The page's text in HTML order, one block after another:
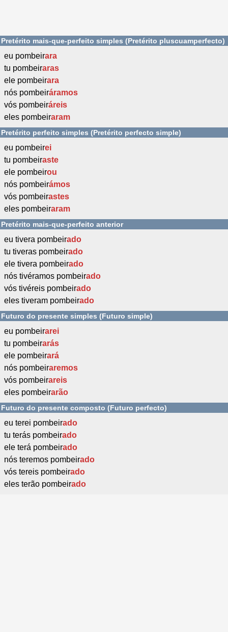
Pretérito mais-que-perfeito simples (Pretérito pluscuamperfecto)
eu pombeirara
tu pombeiraras
ele pombeirara
nós pombeiráramos
vós pombeiráreis
eles pombeiraram
Pretérito perfeito simples (Pretérito perfecto simple)
eu pombeirei
tu pombeiraste
ele pombeirou
nós pombeirámos
vós pombeirastes
eles pombeiraram
Pretérito mais-que-perfeito anterior
eu tivera pombeirado
tu tiveras pombeirado
ele tivera pombeirado
nós tivéramos pombeirado
vós tivéreis pombeirado
eles tiveram pombeirado
Futuro do presente simples (Futuro simple)
eu pombeirarei
tu pombeirarás
ele pombeirará
nós pombeiraremos
vós pombeirareis
eles pombeirarão
Futuro do presente composto (Futuro perfecto)
eu terei pombeirado
tu terás pombeirado
ele terá pombeirado
nós teremos pombeirado
vós tereis pombeirado
eles terão pombeirado